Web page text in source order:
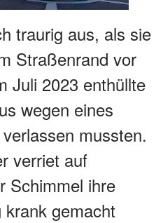
traurig aus, als sie
Straßenrand vor
Juli 2023 enthüllte
wegen eines
mussten.
verriet auf
Schimmel ihre
krank gemacht